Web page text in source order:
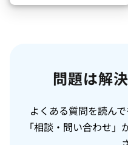
問題は解
よくある質問を読ん
「相談・問い合わせ